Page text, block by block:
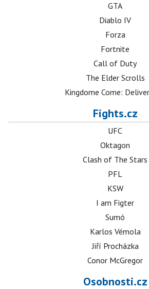
GTA
Diablo IV
Forza
Fortnite
Call of Duty
The Elder Scrolls
Kingdome Come:
Fights.cz
UFC
Oktagon
Clash of The Stars
PFL
KSW
I am Figter
Sumó
Karlos Vémola
Jiří Procházka
Conor McGregor
Osobnosti.cz